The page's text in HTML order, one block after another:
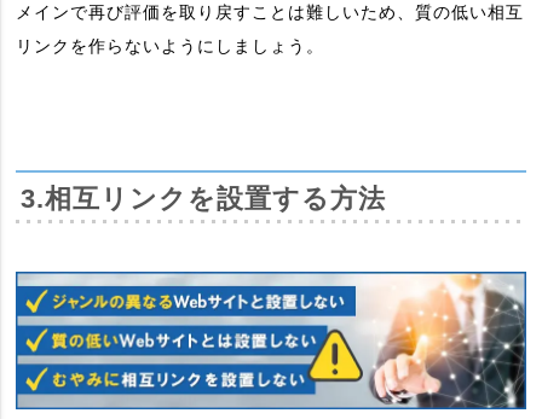
メインで再び評価を取り戻すことは難しいため、質の低い相互
リンクを作らないようにしましょう。
3.相互リンクを設置する方法